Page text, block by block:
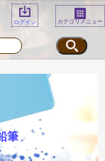
ログイン カテゴリメニュー
筆